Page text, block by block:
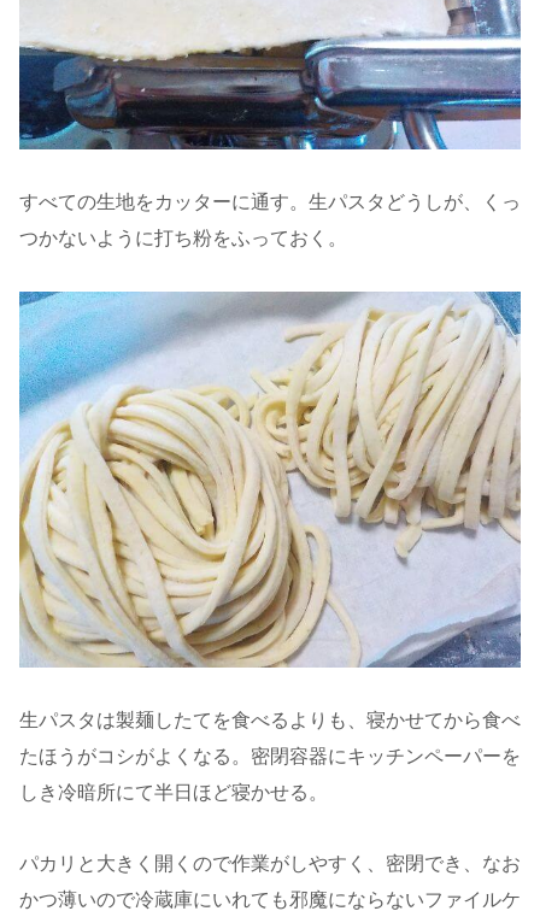
すべての生地をカッターに通す。生パスタどうしが、くっ
つかないように打ち粉をふっておく。
生パスタは製麺したてを食べるよりも、寝かせてから食べ
たほうがコシがよくなる。密閉容器にキッチンペーパーを
しき冷暗所にて半日ほど寝かせる。
パカリと大きく開くので作業がしやすく、密閉でき、なお
かつ薄いので冷蔵庫にいれても邪魔にならないファイルケ